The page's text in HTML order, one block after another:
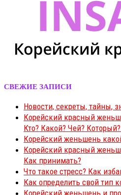
СВЕЖИЕ ЗАПИСИ
Новости, секреты, тайны,
Корейский красный
Кто? Какой? Чей?
Корейский женьшень
Корейский красный
Как принимать?
Что такое стресс? Как
Как определить свой тип